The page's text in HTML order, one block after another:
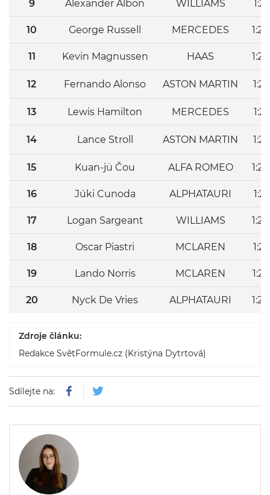
9 Alexander Albon WILLIAMS
10 George Russell MERCEDES
11 Kevin Magnussen HAAS
12 Fernando Alonso ASTON MARTIN
13 Lewis Hamilton MERCEDES
14 Lance Stroll ASTON MARTIN
15 Kuan-jü Čou ALFA ROMEO
16 Júki Cunoda ALPHATAURI
17 Logan Sargeant WILLIAMS
18 Oscar Piastri MCLAREN
19 Lando Norris MCLAREN
20 Nyck De Vries ALPHATAURI
Zdroje článku:
Redakce SvětFormule.cz (Kristýna Dytrtová)
Sdílejte na: